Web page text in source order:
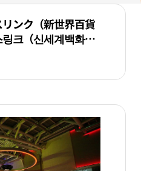
ンク（新世界百貨
크（신세계백화